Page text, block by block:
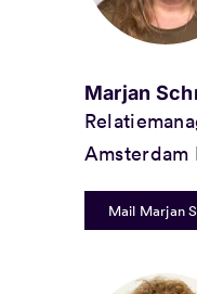
Marjan
Amsterdam
Mail Marjan